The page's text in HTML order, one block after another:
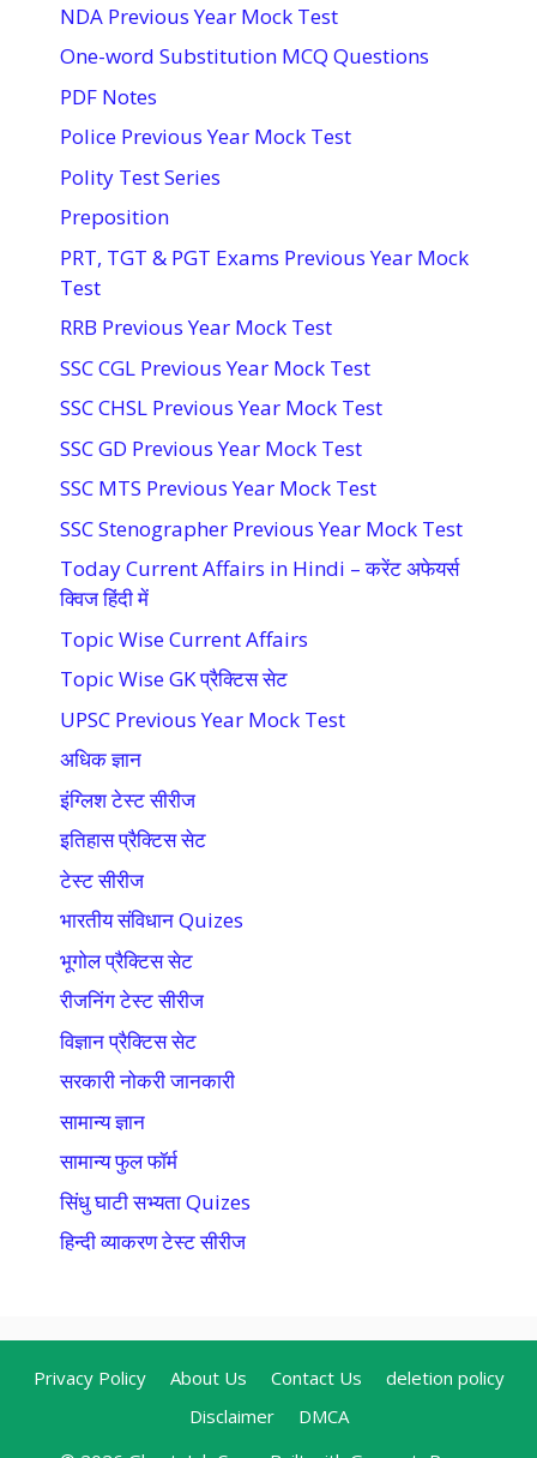
NDA Previous Year Mock Test
One-word Substitution MCQ Questions
PDF Notes
Police Previous Year Mock Test
Polity Test Series
Preposition
PRT, TGT & PGT Exams Previous Year Mock
Test
RRB Previous Year Mock Test
SSC CGL Previous Year Mock Test
SSC CHSL Previous Year Mock Test
SSC GD Previous Year Mock Test
SSC MTS Previous Year Mock Test
SSC Stenographer Previous Year Mock Test
Today Current Affairs in Hindi – करेंट अफेयर्स
क्विज हिंदी में
Topic Wise Current Affairs
Topic Wise GK प्रैक्टिस सेट
UPSC Previous Year Mock Test
अधिक ज्ञान
इंग्लिश टेस्ट सीरीज
इतिहास प्रैक्टिस सेट
टेस्ट सीरीज
भारतीय संविधान Quizes
भूगोल प्रैक्टिस सेट
रीजनिंग टेस्ट सीरीज
विज्ञान प्रैक्टिस सेट
सरकारी नोकरी जानकारी
सामान्य ज्ञान
सामान्य फुल फॉर्म
सिंधु घाटी सभ्यता Quizes
हिन्दी व्याकरण टेस्ट सीरीज
Privacy Policy About Us Contact Us
deletion policy
Disclaimer
DMCA